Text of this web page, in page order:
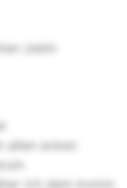
ziehn
ecken
ich dem komm